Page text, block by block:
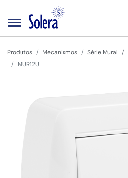
Produtos Mecanismos Série Mural
MUR12U